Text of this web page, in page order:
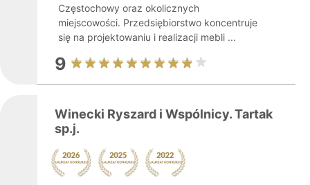
Częstochowy oraz okolicznych
miejscowości. Przedsiębiorstwo koncentruje
się na projektowaniu i realizacji mebli ...
9
Winecki Ryszard i Wspólnicy. Tartak
sp.j.